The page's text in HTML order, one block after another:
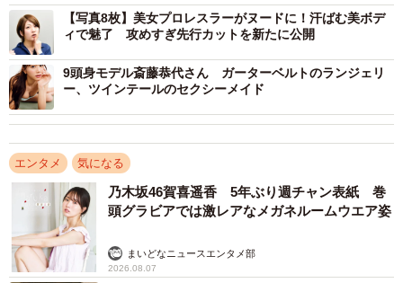
議」で指名されNMB48に加入。2023年6月に同グループを
卒業。卒業後は舞台「純平、考え直せ」
（“STRAYDOG”Produce）に出演するなど女優としても活
躍。そのほか最新情報は、公式X（@yuzuha_hongo）、公
式Instagram（@h.yuzuha_0112）にて。FLASHデジタル写
店で発売中
【写真8枚】美女プロレスラーがヌードに！汗ばむ美ボデ
ィで魅了 攻めすぎ先行カットを新たに公開
9頭身モデル斎藤恭代さん ガーターベルトのランジェリ
ー、ツインテールのセクシーメイド
エンタメ 気になる
乃木坂46賀喜遥香 5年ぶり週チャン表紙 巻
頭グラビアでは激レアなメガネルームウエア姿
まいどなニュースエンタメ部
2026.08.07